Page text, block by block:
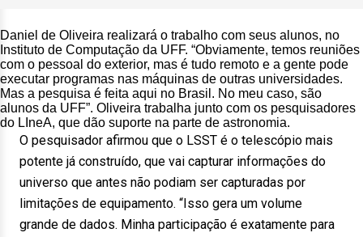
Daniel de Oliveira realizará o trabalho com seus alunos, no
Instituto de Computação da UFF. “Obviamente, temos reuniões
com o pessoal do exterior, mas é tudo remoto e a gente pode
executar programas nas máquinas de outras universidades.
Mas a pesquisa é feita aqui no Brasil. No meu caso, são
alunos da UFF”. Oliveira trabalha junto com os pesquisadores
do LIneA, que dão suporte na parte de astronomia.
O pesquisador afirmou que o LSST é o telescópio mais
potente já construído, que vai capturar informações do
universo que antes não podiam ser capturadas por
limitações de equipamento. “Isso gera um volume
grande de dados. Minha participação é exatamente para